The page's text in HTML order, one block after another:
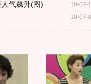
10-07-
人气飙升(图)
10-07-